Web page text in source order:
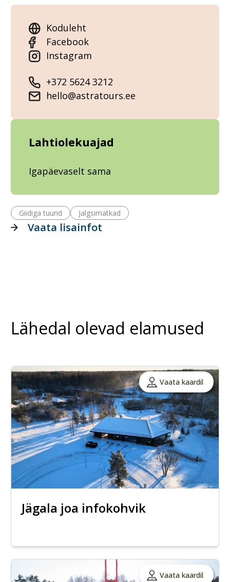
Koduleht
Facebook
Instagram
+372 5624 3212
hello@astratours.ee
Lahtiolekuajad
Igapäevaselt sama
Giidiga tuurid Jalgsimatkad
Vaata lisainfot
Lähedal olevad elamused
Vaata kaardil
Jägala joa infokohvik
Vaata kaardil